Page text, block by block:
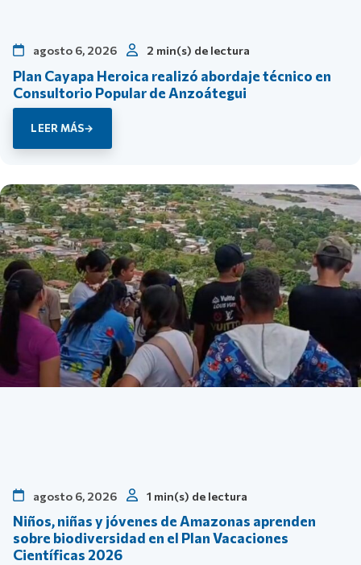
agosto 6, 2026 2 min(s) de lectura
Plan Cayapa Heroica realizó abordaje técnico en
Consultorio Popular de Anzoátegui
LEER MÁS
agosto 6, 2026 1 min(s) de lectura
Niños, niñas y jóvenes de Amazonas aprenden
sobre biodiversidad en el Plan Vacaciones
Científicas 2026